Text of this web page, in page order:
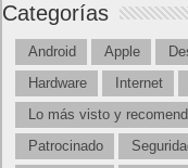
Categorías
Android Apple
Hardware
Internet
Lo más visto y
Patrocinado